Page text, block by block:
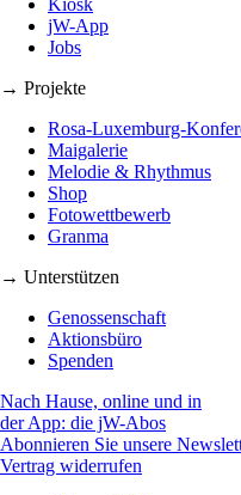
Kiosk
jW-App
Jobs
→ Projekte
Rosa-Luxemburg-
Maigalerie
Melodie & Rhythmus
Shop
Fotowettbewerb
Granma
→ Unterstützen
Genossenschaft
Aktionsbüro
Spenden
Nach Hause, online und in
der App: die jW-Abos
Abonnieren Sie unsere
Vertrag widerrufen